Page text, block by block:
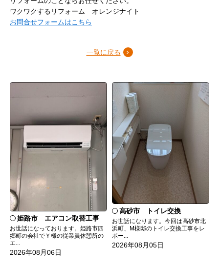
ワクワクするリフォーム オレンジナイト
お問合せフォームはこちら
一覧に戻る
姫路市 エアコン取替工事
お世話になっております。姫路市四
郷町の会社でＹ様の従業員休憩所の
エ...
2026年08月06日
高砂市 トイレ交換
お世話になります。今回は高砂市北
浜町、M様邸のトイレ交換工事をレ
ポー...
2026年08月05日